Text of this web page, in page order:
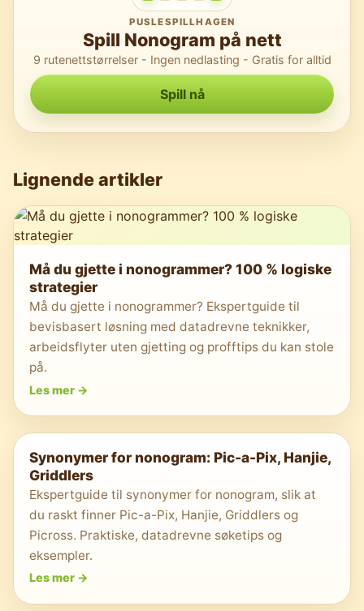
PUSLESPILLHAGEN
Spill Nonogram på nett
9 rutenettstørrelser - Ingen nedlasting - Gratis for alltid
Spill nå
Lignende artikler
Må du gjette i nonogrammer? 100 % logiske
strategier
Må du gjette i nonogrammer? Ekspertguide til
bevisbasert løsning med datadrevne teknikker,
arbeidsflyter uten gjetting og profftips du kan stole
på.
Les mer ->
Synonymer for nonogram: Pic-a-Pix, Hanjie,
Griddlers
Ekspertguide til synonymer for nonogram, slik at
du raskt finner Pic-a-Pix, Hanjie, Griddlers og
Picross. Praktiske, datadrevne søketips og
eksempler.
Les mer ->